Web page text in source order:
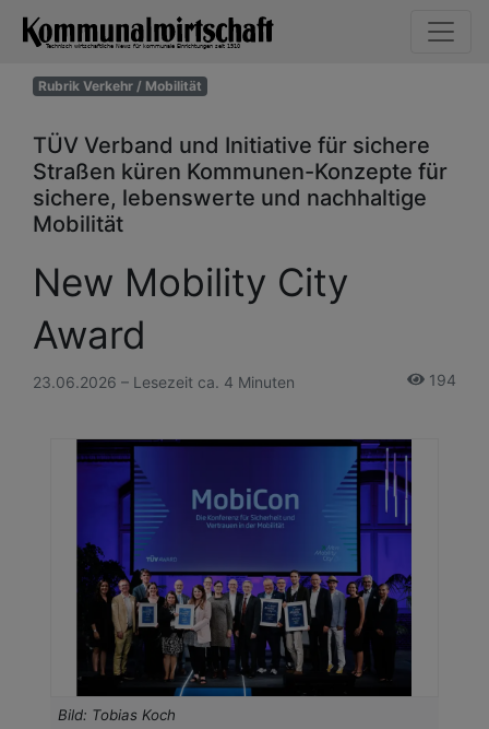
Rubrik Verkehr / Mobilität
TÜV Verband und Initiative für sichere
Straßen küren Kommunen-Konzepte für
sichere, lebenswerte und nachhaltige
Mobilität
New Mobility City
Award
23.06.2026 – Lesezeit ca. 4 Minuten 194
Bild: Tobias Koch